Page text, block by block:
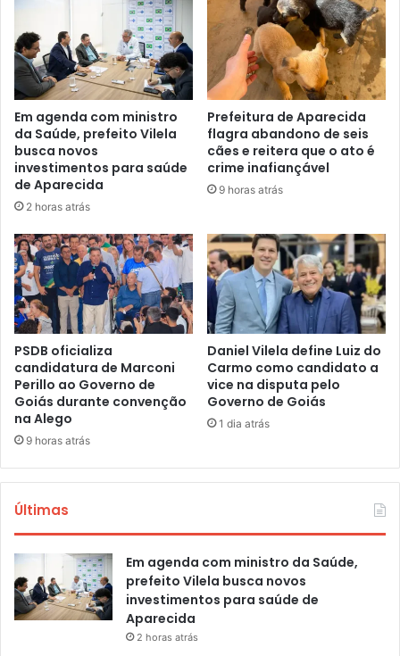
Em agenda com ministro
da Saúde, prefeito Vilela
busca novos
investimentos para saúde
de Aparecida
2 horas atrás
Prefeitura de Aparecida
flagra abandono de seis
cães e reitera que o ato é
crime inafiançável
9 horas atrás
PSDB oficializa
candidatura de Marconi
Perillo ao Governo de
Goiás durante convenção
na Alego
9 horas atrás
Daniel Vilela define Luiz do
Carmo como candidato a
vice na disputa pelo
Governo de Goiás
1 dia atrás
Últimas
Em agenda com ministro da Saúde,
prefeito Vilela busca novos
investimentos para saúde de
Aparecida
2 horas atrás